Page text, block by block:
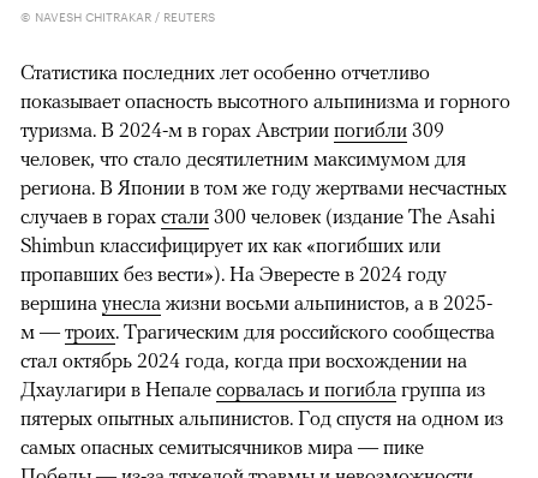
© NAVESH CHITRAKAR / REUTERS
Статистика последних лет особенно отчетливо
показывает опасность высотного альпинизма и горного
туризма. В 2024-м в горах Австрии погибли 309
человек, что стало десятилетним максимумом для
региона. В Японии в том же году жертвами несчастных
случаев в горах стали 300 человек (издание The Asahi
Shimbun классифицирует их как «погибших или
пропавших без вести»). На Эвересте в 2024 году
вершина унесла жизни восьми альпинистов, а в 2025-
м — троих. Трагическим для российского сообщества
стал октябрь 2024 года, когда при восхождении на
Дхаулагири в Непале сорвалась и погибла группа из
пятерых опытных альпинистов. Год спустя на одном из
самых опасных семитысячников мира — пике